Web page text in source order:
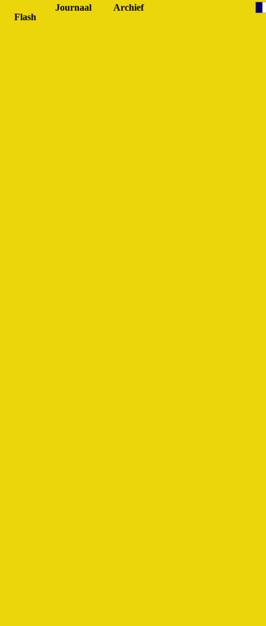
Flash
Journaal Archief